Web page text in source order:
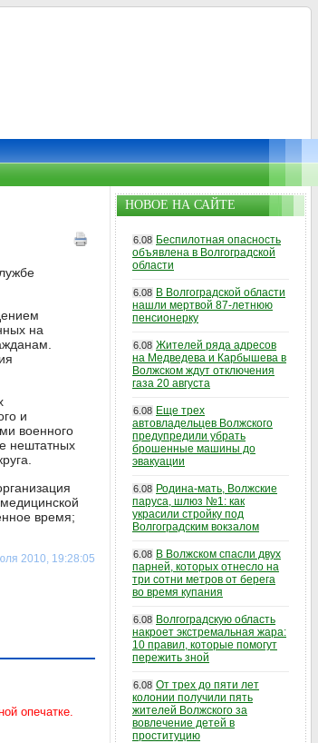
на
и
военного
нештатных
время;
2010, 19:28:05
НОВОЕ НА САЙТЕ
6.08 Беспилотная опасность
объявлена в Волгоградской
области
6.08 В Волгоградской области
нашли мертвой 87-летнюю
пенсионерку
6.08 Жителей ряда адресов
на Медведева и Карбышева в
Волжском ждут отключения
газа 20 августа
6.08 Еще трех
автовладельцев Волжского
предупредили убрать
брошенные машины до
эвакуации
6.08 Родина-мать, Волжские
паруса, шлюз №1: как
украсили стройку под
Волгоградским вокзалом
6.08 В Волжском спасли двух
парней, которых отнесло на
три сотни метров от берега
во время купания
6.08 Волгоградскую область
накроет экстремальная жара:
10 правил, которые помогут
пережить зной
6.08 От трех до пяти лет
колонии получили пять
жителей Волжского за
вовлечение детей в
проституцию